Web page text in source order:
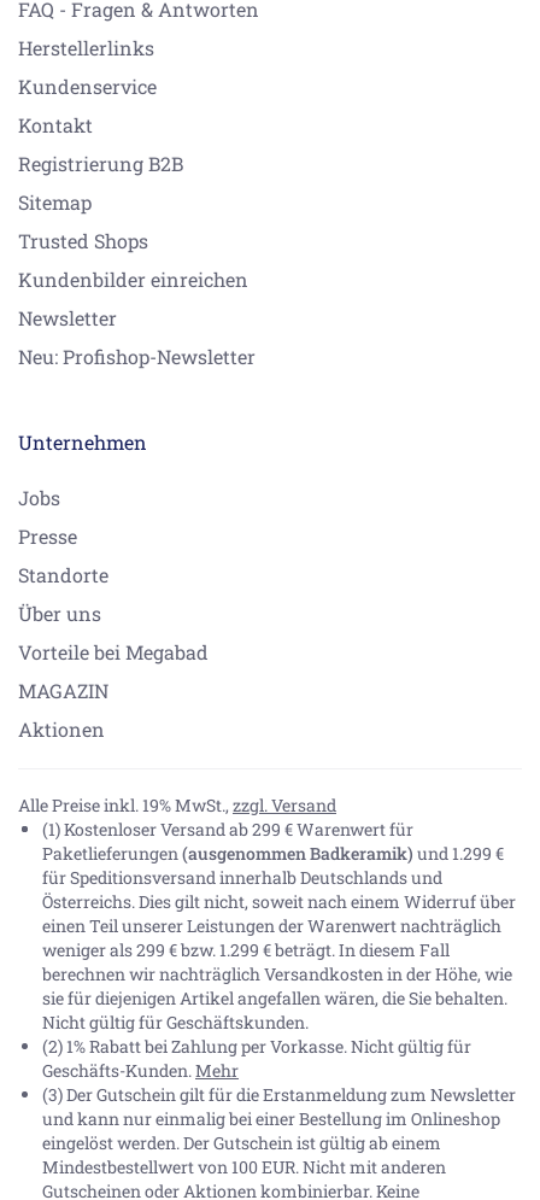
FAQ - Fragen & Antworten
Herstellerlinks
Kundenservice
Kontakt
Registrierung B2B
Sitemap
Trusted Shops
Kundenbilder einreichen
Newsletter
Neu: Profishop-Newsletter
Unternehmen
Jobs
Presse
Standorte
Über uns
Vorteile bei Megabad
MAGAZIN
Aktionen
Alle Preise inkl. 19% MwSt., zzgl. Versand
(1) Kostenloser Versand ab 299 € Warenwert für
Paketlieferungen(ausgenommen Badkeramik) und 1.299 €
für Speditionsversand innerhalb Deutschlands und
Österreichs. Dies gilt nicht, soweit nach einem Widerruf über
einen Teil unserer Leistungen der Warenwert nachträglich
weniger als 299 € bzw. 1.299 € beträgt. In diesem Fall
berechnen wir nachträglich Versandkosten in der Höhe, wie
sie für diejenigen Artikel angefallen wären, die Sie behalten.
Nicht gültig für Geschäftskunden.
(2) 1% Rabatt bei Zahlung per Vorkasse. Nicht gültig für
Geschäfts-Kunden.Mehr
(3) Der Gutschein gilt für die Erstanmeldung zum Newsletter
und kann nur einmalig bei einer Bestellung im Onlineshop
eingelöst werden. Der Gutschein ist gültig ab einem
Mindestbestellwert von 100 EUR. Nicht mit anderen
Gutscheinen oder Aktionen kombinierbar. Keine